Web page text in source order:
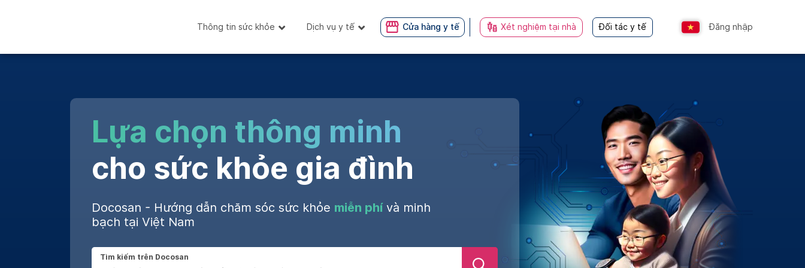
Thông tin sức khỏe Dịch vụ y tế Cửa hàng y tế Xét nghiệm tại nhà Đối tác y tế Đăng nhập
Lựa chọn thông minh
cho sức khỏe gia đình
Docosan - Hướng dẫn chăm sóc sức khỏe miễn phívà minh
bạch tại Việt Nam
Tìm kiếm trên Docosan